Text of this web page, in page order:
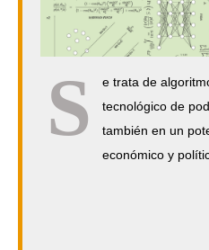
S
e trata de
tecnológico de
también en un
económico y